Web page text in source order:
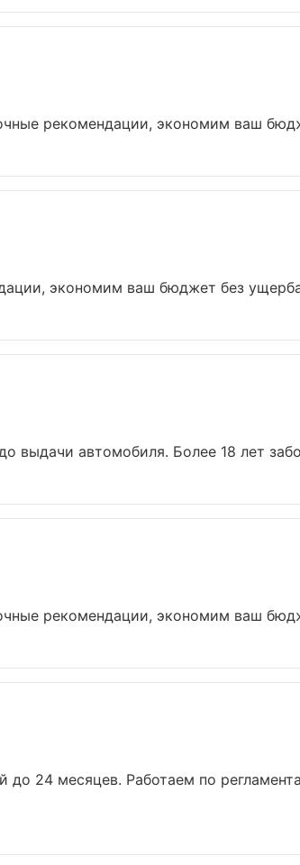
рекомендации, экономим ваш
экономим ваш бюджет без ущерба
выдачи автомобиля. Более 18 лет
рекомендации, экономим ваш
до 24 месяцев. Работаем по